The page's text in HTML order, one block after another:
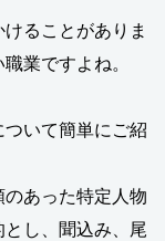
ることがありま
業ですよね。
いて簡単にご紹
のあった特定人物
し、聞込み、尾